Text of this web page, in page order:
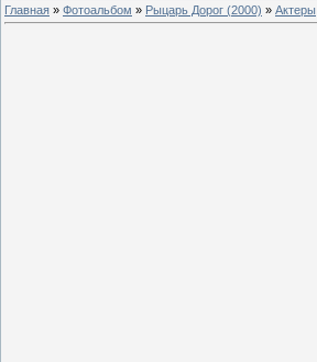
Главная » Фотоальбом » Рыцарь Дорог (2000) » Актеры